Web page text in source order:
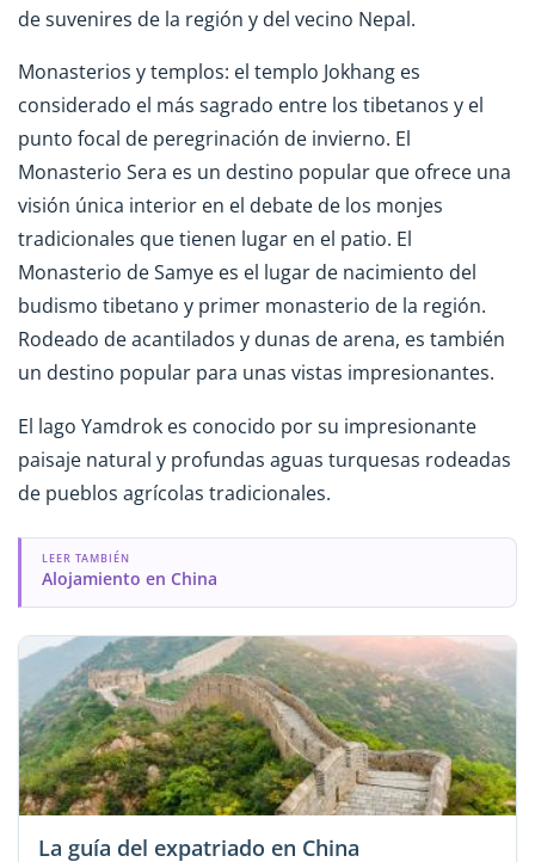
de suvenires de la región y del vecino Nepal.
Monasterios y templos: el templo Jokhang es
considerado el más sagrado entre los tibetanos y el
punto focal de peregrinación de invierno. El
Monasterio Sera es un destino popular que ofrece una
visión única interior en el debate de los monjes
tradicionales que tienen lugar en el patio. El
Monasterio de Samye es el lugar de nacimiento del
budismo tibetano y primer monasterio de la región.
Rodeado de acantilados y dunas de arena, es también
un destino popular para unas vistas impresionantes.
El lago Yamdrok es conocido por su impresionante
paisaje natural y profundas aguas turquesas rodeadas
de pueblos agrícolas tradicionales.
LEER TAMBIÉN
Alojamiento en China
La guía del expatriado en China